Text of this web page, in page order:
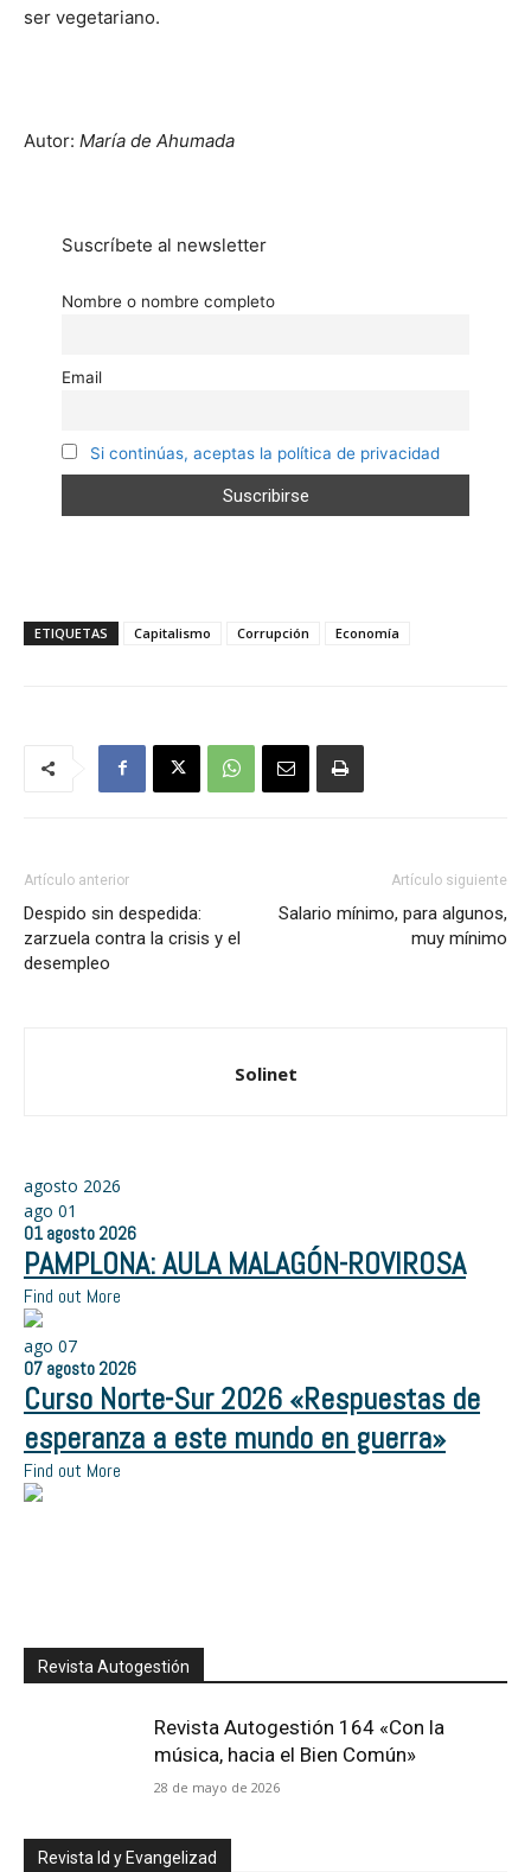
ser vegetariano.
Autor: María de Ahumada
Suscríbete al newsletter
Nombre o nombre completo
Email
Si continúas, aceptas la política de privacidad
ETIQUETAS Capitalismo Corrupción Economía
Artículo anterior
Despido sin despedida:
zarzuela contra la crisis y el
desempleo
Artículo siguiente
Salario mínimo, para algunos,
muy mínimo
Solinet
agosto 2026
ago 01
01 agosto 2026
PAMPLONA: AULA MALAGÓN-ROVIROSA
Find out More
ago 07
07 agosto 2026
Curso Norte-Sur 2026 «Respuestas de
esperanza a este mundo en guerra»
Find out More
Revista Autogestión
Revista Autogestión 164 «Con la
música, hacia el Bien Común»
28 de mayo de 2026
Revista Id y Evangelizad